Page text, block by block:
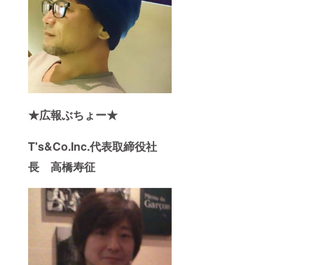
★広報ぶちょー★
T's&Co.Inc.代表取締役社
長 高橋寿征